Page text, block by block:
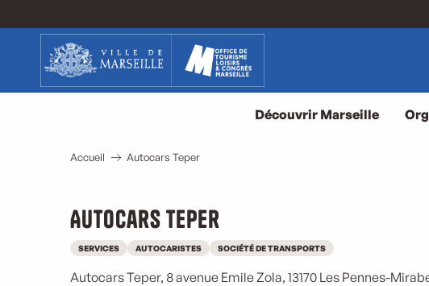
contenu
Découvrir Marseille
Accueil Autocars Teper
Autocars Teper
SERVICES AUTOCARISTES SOCIÉTÉ DE TRANSPORTS
Autocars Teper, 8 avenue Emile Zola, 13170 Les Pennes-